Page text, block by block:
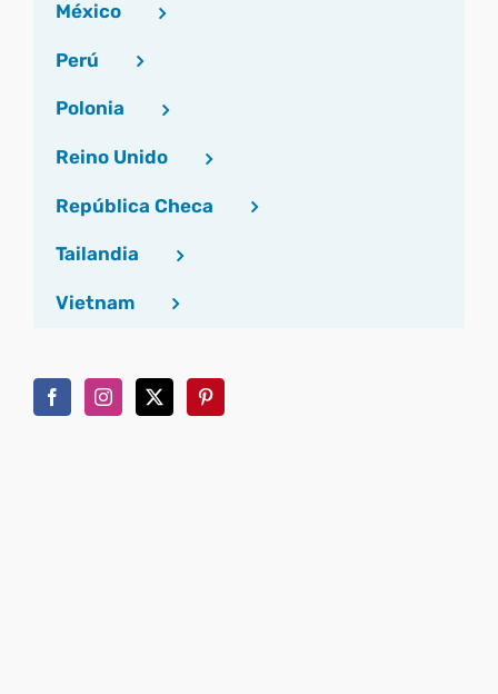
México
Perú
Polonia
Reino Unido
República Checa
Tailandia
Vietnam